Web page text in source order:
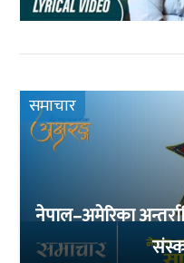
समाचार
नेपाल–अमेरिका